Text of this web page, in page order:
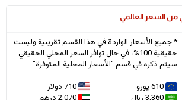
السعر العالمي
* جميع الأسعار الواردة في هذا القسم تقريبية وليست
حقيقية 100%، في حال توافر السعر المحلي الحقيقي
سيتم ذكره في قسم "الأسعار المحلية المتوفرة"
610 يورو
710 دولار